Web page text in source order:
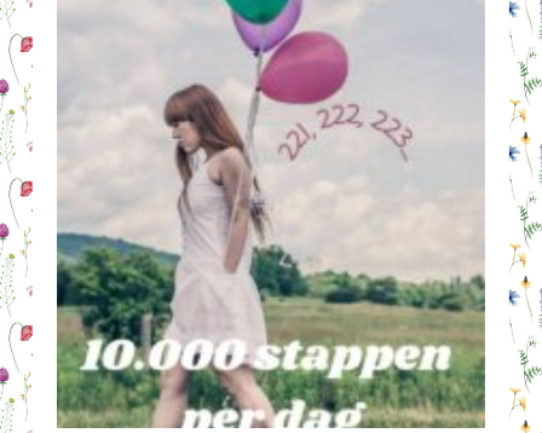
GOEDKOOP
TE
ZIJN?